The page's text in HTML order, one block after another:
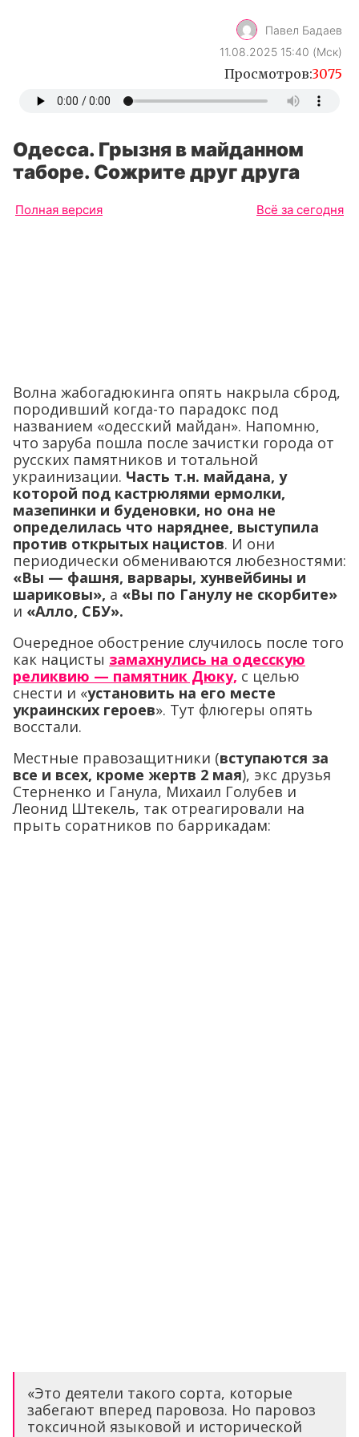
Павел Бадаев
11.08.2025 15:40 (Мск)
Просмотров:3075
Одесса. Грызня в майданном
таборе. Сожрите друг друга
Полная версия Всё за сегодня
Волна жабогадюкинга опять накрыла сброд,
породивший когда-то парадокс под
названием «одесский майдан». Напомню,
что заруба пошла после зачистки города от
русских памятников и тотальной
украинизации. Часть т.н. майдана, у
которой под кастрюлями ермолки,
мазепинки и буденовки, но она не
определилась что наряднее, выступила
против открытых нацистов. И они
периодически обмениваются любезностями:
«Вы — фашня, варвары, хунвейбины и
шариковы», а «Вы по Ганулу не скорбите»
и «Алло, СБУ».
Очередное обострение случилось после того
как нацисты замахнулись на одесскую
реликвию — памятник Дюку, с целью
снести и «установить на его месте
украинских героев». Тут флюгеры опять
восстали.
Местные правозащитники (вступаются за
все и всех, кроме жертв 2 мая), экс друзья
Стерненко и Ганула, Михаил Голубев и
Леонид Штекель, так отреагировали на
прыть соратников по баррикадам:
«Это деятели такого сорта, которые
забегают вперед паровоза. Но паровоз
токсичной языковой и исторической